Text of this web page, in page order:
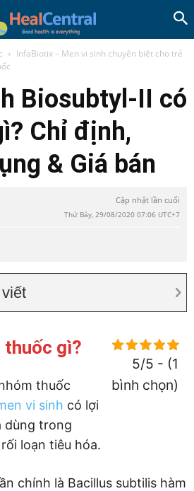
InfaBiotix – Men vi sinh chuyên biệt cho trẻ
Biosubtyl-II có
Chỉ định,
& Giá bán
Cập nhật lần cuối
Thứ Bảy, 29/08/2020 07:06 UTC+7
5/5 - (1
bình chọn)
gì?
thuốc
vi sinh có lợi
dùng trong
loạn tiêu hóa.
chính là Bacillus subtilis hàm